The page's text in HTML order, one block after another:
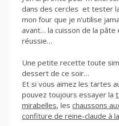
dans des cercles et tester
mon four que je n’utilise
avant… la cuisson de la
réussie…
Une petite recette toute
dessert de ce soir…
Et si vous aimez les tartes
pouvez toujours essayer la
mirabelles, les chaussons
confiture de reine-claude à